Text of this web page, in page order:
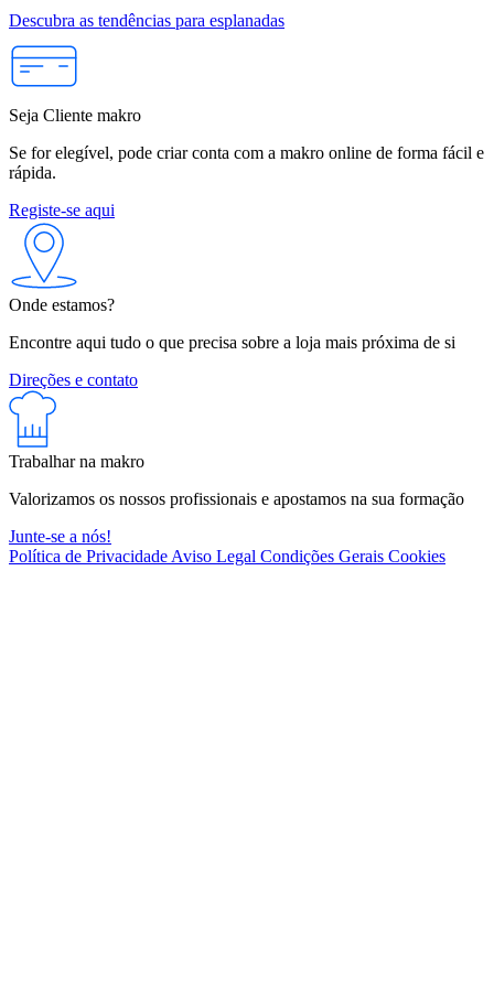
Descubra as tendências para esplanadas
Seja Cliente makro
Se for elegível, pode criar conta com a makro online de forma fácil e
rápida.
Registe-se aqui
Onde estamos?
Encontre aqui tudo o que precisa sobre a loja mais próxima de si
Direções e contato
Trabalhar na makro
Valorizamos os nossos profissionais e apostamos na sua formação
Junte-se a nós!
Política de Privacidade Aviso Legal Condições Gerais Cookies